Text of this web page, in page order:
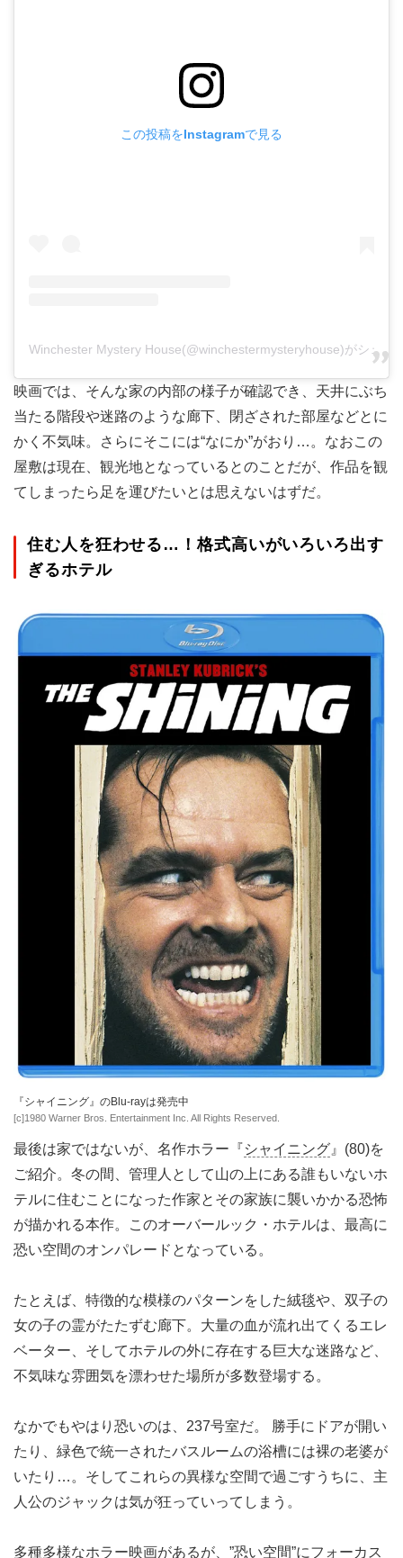
この投稿をInstagramで見る
Winchester Mystery House(@winchestermysteryhouse)がシェア
映画では、そんな家の内部の様子が確認でき、天井にぶち
当たる階段や迷路のような廊下、閉ざされた部屋などとに
かく不気味。さらにそこには“なにか”がおり…。なおこの
屋敷は現在、観光地となっているとのことだが、作品を観
てしまったら足を運びたいとは思えないはずだ。
住む人を狂わせる…！格式高いがいろいろ出す
ぎるホテル
『シャイニング』のBlu-rayは発売中
[c]1980 Warner Bros. Entertainment Inc. All Rights Reserved.
最後は家ではないが、名作ホラー『シャイニング 』(80)を
ご紹介。冬の間、管理人として山の上にある誰もいないホ
テルに住むことになった作家とその家族に襲いかかる恐怖
が描かれる本作。このオーバールック・ホテルは、最高に
恐い空間のオンパレードとなっている。
たとえば、特徴的な模様のパターンをした絨毯や、双子の
女の子の霊がたたずむ廊下。大量の血が流れ出てくるエレ
ベーター、そしてホテルの外に存在する巨大な迷路など、
不気味な雰囲気を漂わせた場所が多数登場する。
なかでもやはり恐いのは、237号室だ。 勝手にドアが開い
たり、緑色で統一されたバスルームの浴槽には裸の老婆が
いたり…。そしてこれらの異様な空間で過ごすうちに、主
人公のジャックは気が狂っていってしまう。
多種多様なホラー映画があるが、”恐い空間”にフォーカス